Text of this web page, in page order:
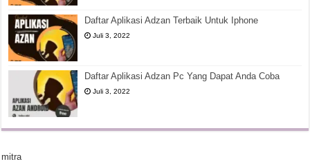
Daftar Aplikasi Adzan Terbaik Untuk Iphone
Juli 3, 2022
Daftar Aplikasi Adzan Pc Yang Dapat Anda Coba
Juli 3, 2022
mitra